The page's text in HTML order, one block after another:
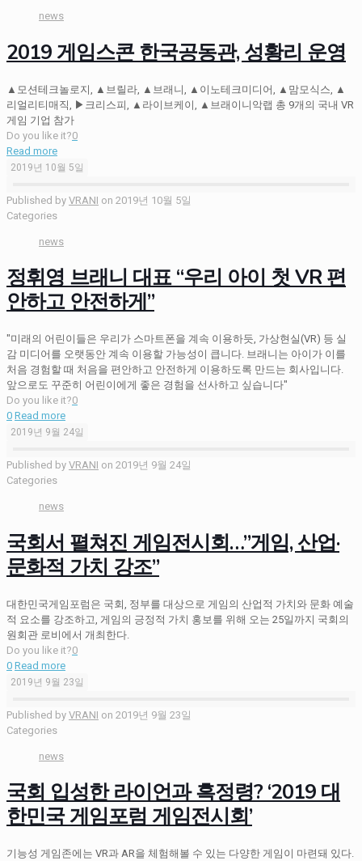
news
2019 게임스콘 한국공동관, 성황리 운영
▲모션테크놀로지, ▲브릴라, ▲브래니, ▲이노테크미디어, ▲맘모식스, ▲
리얼리티매직, ▶크리스피, ▲라이브케이, ▲브래이니악랩 총 9개의 국내 VR
게임 기업 참가
Do you like it?0
Read more
2019년 10월 5일
Published by VRANI on 2019년 10월 5일
Categories
news
정휘영 브래니 대표 “우리 아이 첫 VR 편
안하고 안전하게”
"미래의 어린이들은 우리가 스마트폰을 계속 이용하듯, 가상현실(VR) 등 실
감 미디어를 오랫동안 계속 이용할 가능성이 큽니다. 브래니는 아이가 이를
처음 경험할 때 처음을 편안하고 안전하게 이용하도록 만드는 회사입니다.
앞으로도 꾸준히 어린이에게 좋은 경험을 선사하고 싶습니다"
Do you like it?0
0 Read more
2019년 9월 24일
Published by VRANI on 2019년 9월 24일
Categories
news
국회서 펼쳐진 게임전시회…”게임, 산업·
문화적 가치 강조”
대한민국게임포럼은 국회, 정부를 대상으로 게임의 산업적 가치와 문화 예술
적 요소를 강조하고, 게임의 긍정적 가치 홍보를 위해 오는 25일까지 국회의
원회관 로비에서 개최한다.
Do you like it?0
0 Read more
2019년 9월 23일
Published by VRANI on 2019년 9월 23일
Categories
news
국회 입성한 라이언과 흑정령? ‘2019 대
한민국 게임포럼 게임전시회’
기능성 게임존에는 VR과 AR을 체험해볼 수 있는 다양한 게임이 마련돼 있다.